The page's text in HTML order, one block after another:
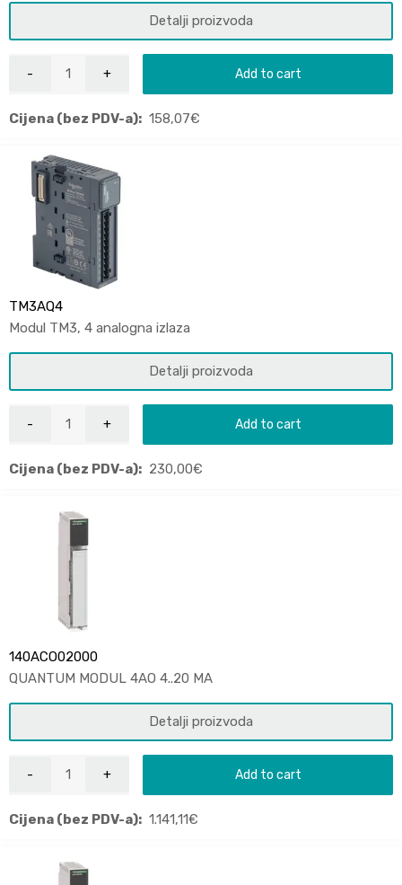
Detalji proizvoda
Add to cart
Cijena (bez PDV-a): 158,07€
TM3AQ4
Modul TM3, 4 analogna izlaza
Detalji proizvoda
Add to cart
Cijena (bez PDV-a): 230,00€
140ACO02000
QUANTUM MODUL 4AO 4..20 MA
Detalji proizvoda
Add to cart
Cijena (bez PDV-a): 1.141,11€